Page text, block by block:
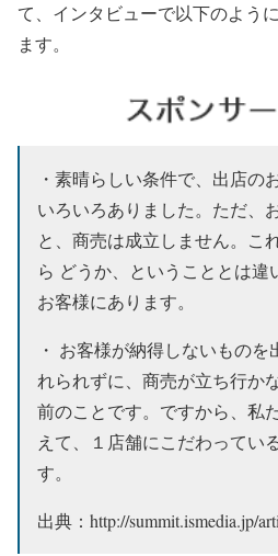
て、インタビューで以下のよう
ます。
・素晴らしい条件で、出店の
いろいろありました。ただ、
と、商売は成立しません。こ
ら どうか、ということとは違
お客様にあります。
・ お客様が納得しないもの
れられずに、商売が立ち行か
前のことです。ですから、私
えて、１店舗にこだわってい
す。
出典：http://summit.ismedia.jp/